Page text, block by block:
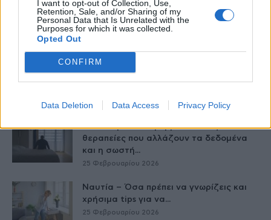
I want to opt-out of Collection, Use,
Retention, Sale, and/or Sharing of my
Personal Data that Is Unrelated with the
Purposes for which it was collected.
Opted Out
CONFIRM
Data Deletion Data Access Privacy Policy
Η παρηγοριά στο φαγητό δεν είναι
έλλειψη πειθαρχίας – Λειτουργεί ως...
Ποια διατροφή μπορεί να βοηθήσει;
Παχυσαρκία: Οι φαρμακευτικές
θεραπείες που αλλάζουν τα δεδομένα
και η σωστή...
25 Φεβρουαρίου 2026
Ναυτία – Όσα πρέπει να γνωρίζεις και
χρήσιμα tips για να...
25 Φεβρουαρίου 2026